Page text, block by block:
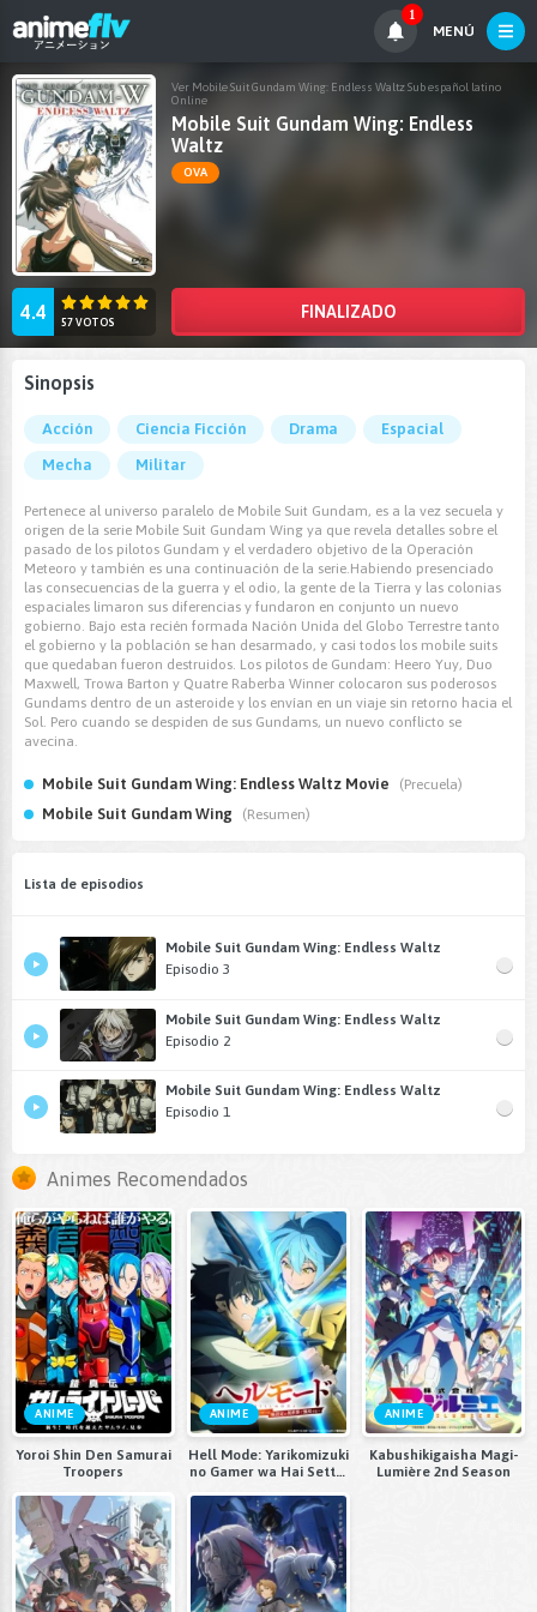
1
MENÚ
Ver Mobile Suit Gundam Wing: Endless Waltz Sub español latino
Online
Mobile Suit Gundam Wing: Endless
Waltz
OVA
4.4 57 VOTOS
FINALIZADO
Sinopsis
Acción Ciencia Ficción Drama
Espacial
Mecha
Militar
Pertenece al universo paralelo de Mobile Suit Gundam, es a la vez secuela y
origen de la serie Mobile Suit Gundam Wing ya que revela detalles sobre el
pasado de los pilotos Gundam y el verdadero objetivo de la Operación
Meteoro y también es una continuación de la serie.Habiendo presenciado
las consecuencias de la guerra y el odio, la gente de la Tierra y las colonias
espaciales limaron sus diferencias y fundaron en conjunto un nuevo
gobierno. Bajo esta recién formada Nación Unida del Globo Terrestre tanto
el gobierno y la población se han desarmado, y casi todos los mobile suits
que quedaban fueron destruidos. Los pilotos de Gundam: Heero Yuy, Duo
Maxwell, Trowa Barton y Quatre Raberba Winner colocaron sus poderosos
Gundams dentro de un asteroide y los envían en un viaje sin retorno hacia el
Sol. Pero cuando se despiden de sus Gundams, un nuevo conflicto se
avecina.
Mobile Suit Gundam Wing: Endless Waltz Movie (Precuela)
Mobile Suit Gundam Wing (Resumen)
Lista de episodios
Mobile Suit Gundam Wing: Endless Waltz
Episodio 3
Mobile Suit Gundam Wing: Endless Waltz
Episodio 2
Mobile Suit Gundam Wing: Endless Waltz
Episodio 1
Animes Recomendados
ANIME
Yoroi Shin Den Samurai
Troopers
ANIME
Hell Mode: Yarikomizuki
no Gamer wa Hai Settei
2nd Season
ANIME
Kabushikigaisha Magi-
Lumière 2nd Season